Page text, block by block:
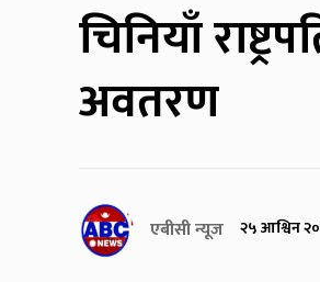
चिनियाँ
अवतरण
एबीसी न्यूज २५ आश्विन